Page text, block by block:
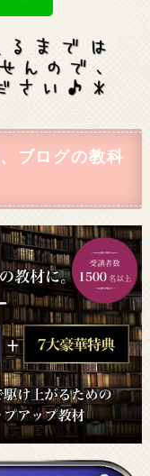
ブログの教科